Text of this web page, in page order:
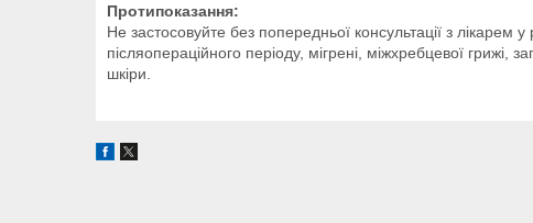
Протипоказання:
Не застосовуйте без попередньої консультації з лікарем у
післяопераційного періоду, мігрені, міжхребцевої
шкіри.